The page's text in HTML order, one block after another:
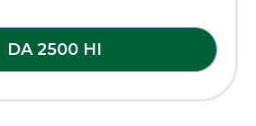
DA 2500 HI